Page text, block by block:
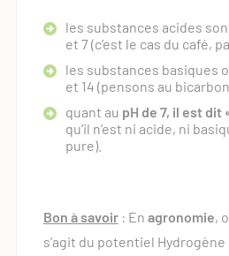
les substances acides
et 7 (c’est le cas du café,
les substances basiques
et 14 (pensons au
quant au pH de 7, il est dit
qu’il n’est ni acide, ni
pure).
Bon à savoir: En agronomie,
s’agit du potentiel Hydrogène